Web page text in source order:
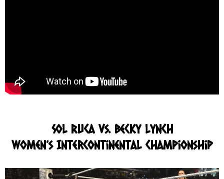
Sol Ruca vs. Becky Lynch
Women’s Intercontinental Championship